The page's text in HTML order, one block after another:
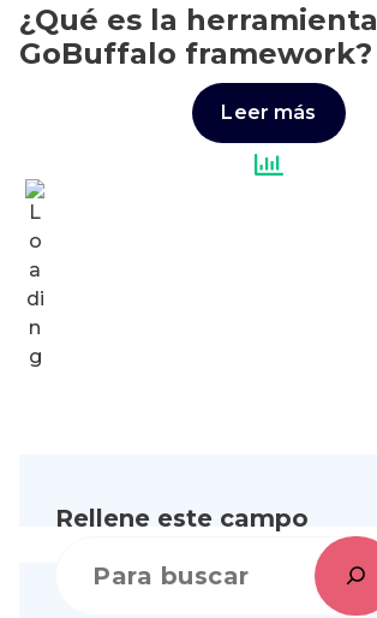
¿Qué es la herramienta
GoBuffalo framework?
Leer más
Rellene este campo